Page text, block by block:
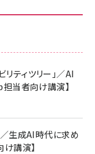
ティツリー」／AI
担当者向け講演】
生成AI時代に求め
講演】